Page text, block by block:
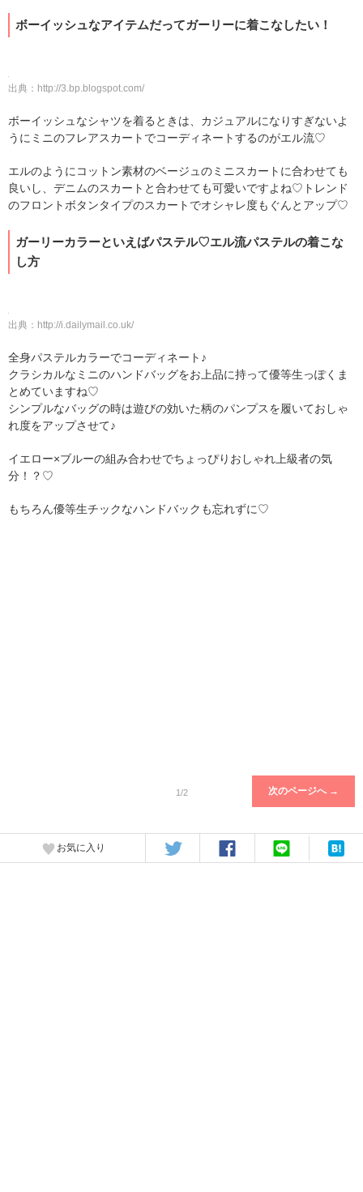
ボーイッシュなアイテムだってガーリーに着こなしたい！
出典： http://3.bp.blogspot.com/
ボーイッシュなシャツを着るときは、カジュアルになりすぎないよ
うにミニのフレアスカートでコーディネートするのがエル流♡
エルのようにコットン素材のベージュのミニスカートに合わせても
良いし、デニムのスカートと合わせても可愛いですよね♡トレンド
のフロントボタンタイプのスカートでオシャレ度もぐんとアップ♡
ガーリーカラーといえばパステル♡エル流パステルの着こな
し方
出典： http://i.dailymail.co.uk/
全身パステルカラーでコーディネート♪
クラシカルなミニのハンドバッグをお上品に持って優等生っぽくま
とめていますね♡
シンプルなバッグの時は遊びの効いた柄のパンプスを履いておしゃ
れ度をアップさせて♪
イエロー×ブルーの組み合わせでちょっぴりおしゃれ上級者の気
分！？♡
もちろん優等生チックなハンドバックも忘れずに♡
1/2 次のページへ →
お気に入り